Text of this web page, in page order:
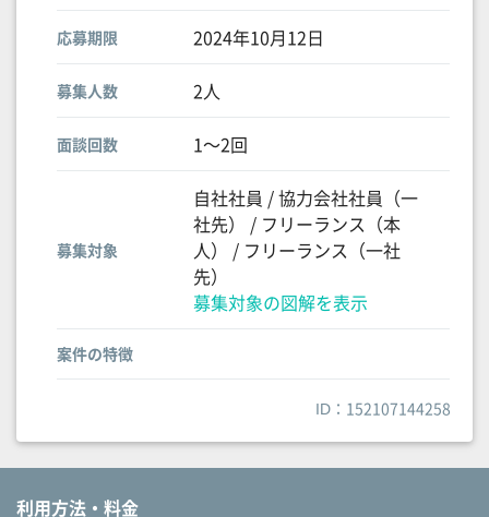
応募期限 2024年10月12日
募集人数 2人
面談回数 1〜2回
募集対象
自社社員 / 協力会社社員（一
社先） / フリーランス（本
人） / フリーランス（一社
先）
募集対象の図解を表示
案件の特徴
ID：152107144258
利用方法・料金